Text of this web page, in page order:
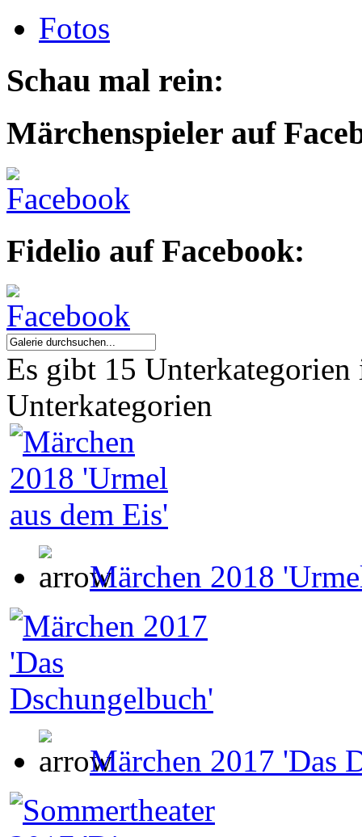
Fotos
Schau mal rein:
Märchenspieler auf
Fidelio auf Facebook:
Es gibt 15
Unterkategorien
Märchen 2018
Märchen 2017 'Das